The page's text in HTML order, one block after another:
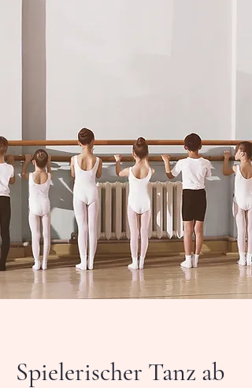
Spielerischer Tanz ab